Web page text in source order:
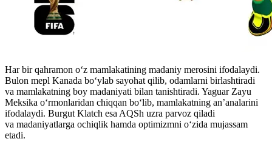
Har bir qahramon o‘z mamlakatining madaniy merosini ifodalaydi.
Bulon mepl Kanada bo‘ylab sayohat qilib, odamlarni birlashtiradi
va mamlakatning boy madaniyati bilan tanishtiradi. Yaguar Zayu
Meksika o‘rmonlaridan chiqqan bo‘lib, mamlakatning an’analarini
ifodalaydi. Burgut Klatch esa AQSh uzra parvoz qiladi
va madaniyatlarga ochiqlik hamda optimizmni o‘zida mujassam
etadi.